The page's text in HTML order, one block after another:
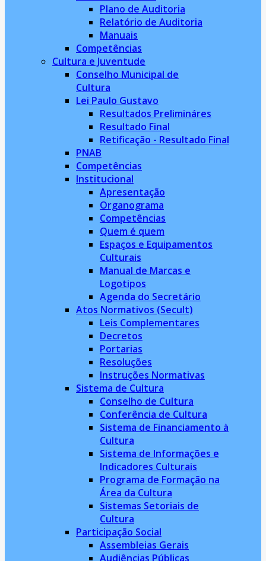
Plano de Auditoria
Relatório de Auditoria
Manuais
Competências
Cultura e Juventude
Conselho Municipal de
Cultura
Lei Paulo Gustavo
Resultados Prelimináres
Resultado Final
Retificação - Resultado Final
PNAB
Competências
Institucional
Apresentação
Organograma
Competências
Quem é quem
Espaços e Equipamentos
Culturais
Manual de Marcas e
Logotipos
Agenda do Secretário
Atos Normativos (Secult)
Leis Complementares
Decretos
Portarias
Resoluções
Instruções Normativas
Sistema de Cultura
Conselho de Cultura
Conferência de Cultura
Sistema de Financiamento à
Cultura
Sistema de Informações e
Indicadores Culturais
Programa de Formação na
Área da Cultura
Sistemas Setoriais de
Cultura
Participação Social
Assembleias Gerais
Audiências Públicas